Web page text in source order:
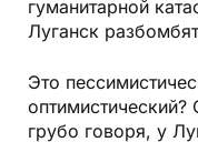
гуманитарной
Луганск
Это
грубо говоря, у